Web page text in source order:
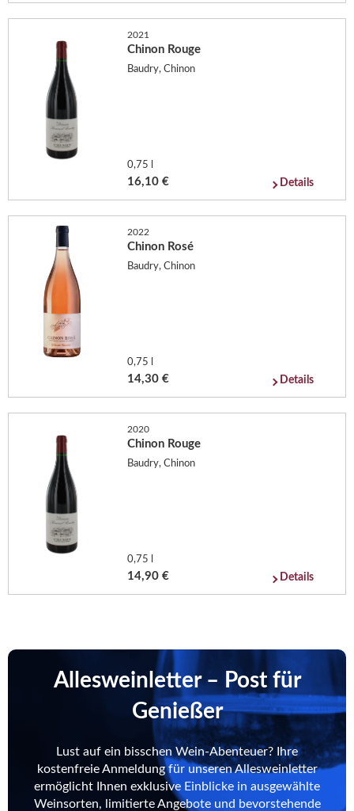
2021
Chinon Rouge
Baudry, Chinon
0,75 l
16,10 € Details
2022
Chinon Rosé
Baudry, Chinon
0,75 l
14,30 € Details
2020
Chinon Rouge
Baudry, Chinon
0,75 l
14,90 € Details
Allesweinletter – Post für
Genießer
Lust auf ein bisschen Wein-Abenteuer? Ihre
kostenfreie Anmeldung für unseren Allesweinletter
ermöglicht Ihnen exklusive Einblicke in ausgewählte
Weinsorten, limitierte Angebote und bevorstehende